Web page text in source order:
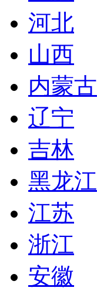
河北
山西
内蒙古
辽宁
吉林
黑龙江
江苏
浙江
安徽